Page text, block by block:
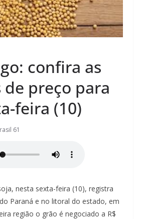
confira as
de preço para
feira (10)
61
nesta sexta-feira (10), registra
Paraná e no litoral do estado, em
região o grão é negociado a R$